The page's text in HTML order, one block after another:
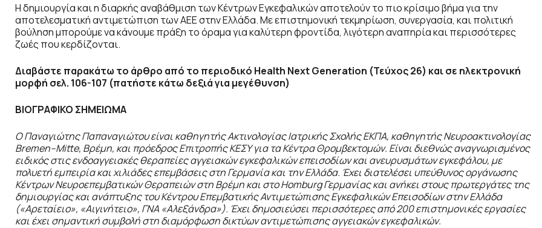
Η δημιουργία και η διαρκής αναβάθμιση των Κέντρων Εγκεφαλικών αποτελούν το πιο κρίσιμο βήμα για την
αποτελεσματική αντιμετώπιση των ΑΕΕ στην Ελλάδα. Με επιστημονική τεκμηρίωση, συνεργασία, και πολιτική
βούληση μπορούμε να κάνουμε πράξη το όραμα για καλύτερη φροντίδα, λιγότερη αναπηρία και περισσότερες
ζωές που κερδίζονται.
Διαβάστε παρακάτω το άρθρο από το περιοδικό Health Next Generation (Τεύχος 26) και σε ηλεκτρονική
μορφή σελ. 106-107 (πατήστε κάτω δεξιά για μεγέθυνση)
ΒΙΟΓΡΑΦΙΚΟ ΣΗΜΕΙΩΜΑ
Ο Παναγιώτης Παπαναγιώτου είναι καθηγητής Ακτινολογίας Ιατρικής Σχολής ΕΚΠΑ, καθηγητής Νευροακτινολογίας
Bremen–Mitte, Βρέμη, και πρόεδρος Επιτροπής ΚΕΣΥ για τα Κέντρα Θρομβεκτομών. Είναι διεθνώς αναγνωρισμένος
ειδικός στις ενδοαγγειακές θεραπείες αγγειακών εγκεφαλικών επεισοδίων και ανευρυσμάτων εγκεφάλου, με
πολυετή εμπειρία και χιλιάδες επεμβάσεις στη Γερμανία και την Ελλάδα. Έχει διατελέσει υπεύθυνος οργάνωσης
Κέντρων Νευροεπεμβατικών Θεραπειών στη Βρέμη και στοHomburgΓερμανίας και ανήκει στους πρωτεργάτες της
δημιουργίας και ανάπτυξης του Κέντρου Επεμβατικής Αντιμετώπισης Εγκεφαλικών Επεισοδίων στην Ελλάδα
(«Αρεταίειο», «Αιγινήτειο», ΓΝΑ «Αλεξάνδρα»). Έχει δημοσιεύσει περισσότερες από 200 επιστημονικές εργασίες
και έχει σημαντική συμβολή στη διαμόρφωση δικτύων αντιμετώπισης αγγειακών εγκεφαλικών.